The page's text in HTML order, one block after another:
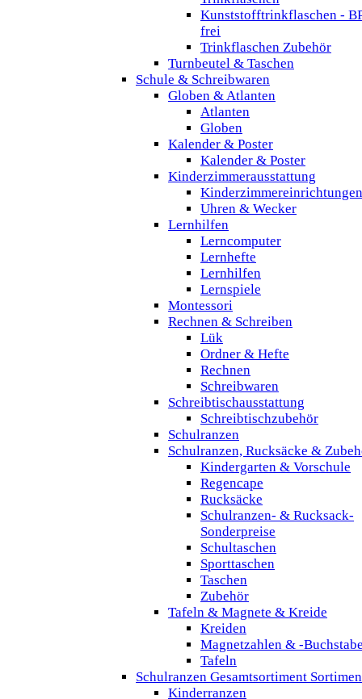
Kunststofftrinkflaschen -
frei
Trinkflaschen Zubehör
Turnbeutel & Taschen
Schule & Schreibwaren
Globen & Atlanten
Atlanten
Globen
Kalender & Poster
Kalender & Poster
Kinderzimmerausstattung
Kinderzimmereinrichtungen
Uhren & Wecker
Lernhilfen
Lerncomputer
Lernhefte
Lernhilfen
Lernspiele
Montessori
Rechnen & Schreiben
Lük
Ordner & Hefte
Rechnen
Schreibwaren
Schreibtischausstattung
Schreibtischzubehör
Schulranzen
Schulranzen, Rucksäcke &
Kindergarten & Vorschule
Regencape
Rucksäcke
Schulranzen- & Rucksack-
Sonderpreise
Schultaschen
Sporttaschen
Taschen
Zubehör
Tafeln & Magnete & Kreide
Kreiden
Magnetzahlen & -
Tafeln
Schulranzen Gesamtsortiment
Kinderranzen